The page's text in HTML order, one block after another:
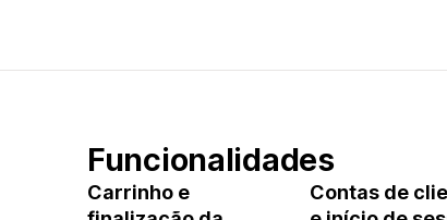
Funcionalidades
Carrinho e
Contas de